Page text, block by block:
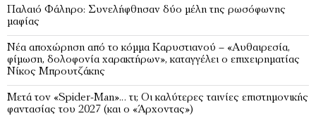
Παλαιό Φάληρο: Συνελήφθησαν δύο μέλη της ρωσόφωνης
μαφίας
Νέα αποχώρηση από το κόμμα Καρυστιανού – «Αυθαιρεσία,
φίμωση, δολοφονία χαρακτήρων», καταγγέλει ο επιχειρηματίας
Νίκος Μπρουτζάκης
Μετά τον «Spider-Man»… τι; Oι καλύτερες ταινίες επιστημονικής
φαντασίας του 2027 (και ο «Άρχοντας»)